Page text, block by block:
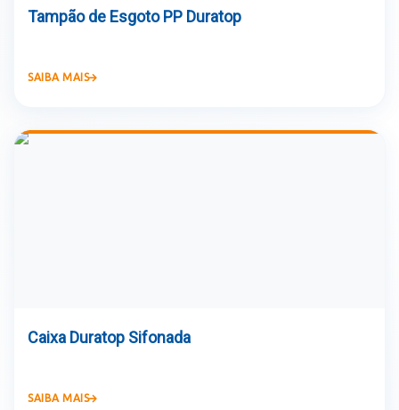
Tampão de Esgoto PP Duratop
SAIBA MAIS
Caixa Duratop Sifonada
SAIBA MAIS